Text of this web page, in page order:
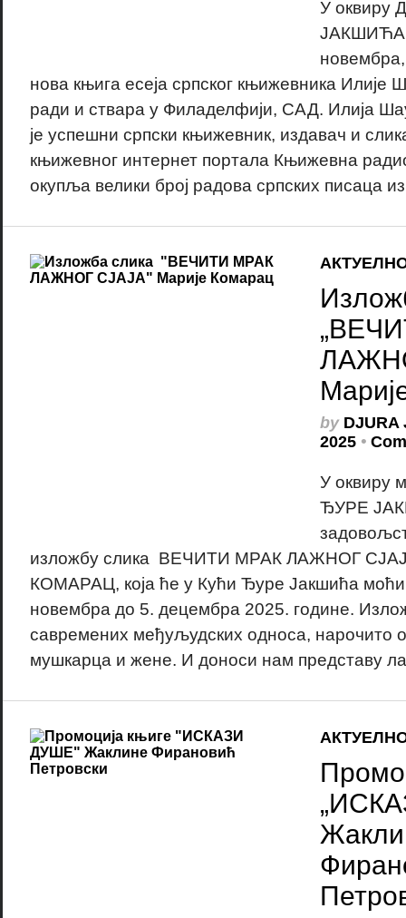
У оквиру
ЈАКШИЋА,
нова књига есеја српског књижевника Илије
ради и ствара у Филаделфији, САД. Илија
је успешни српски књижевник, издавач и
књижевног интернет портала Књижевна
окупља велики број радова српских писаца из
by DJURA
2025 •
У оквиру
ЂУРЕ
изложбу слика ВЕЧИТИ МРАК ЛАЖНОГ
КОМАРАЦ, која ће у Кући Ђуре Јакшића моћи
новембра до 5. децембра 2025. године.
савремених међуљудских односа, нарочито
мушкарца и жене. И доноси нам представу